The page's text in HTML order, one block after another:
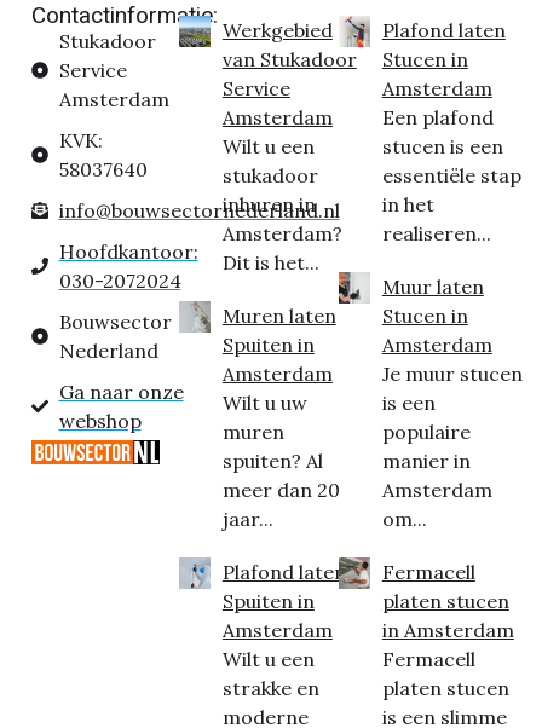
Contactinformatie:
Stukadoor
Service
Amsterdam
KVK:
58037640
info@bouwsectornederland.nl
Hoofdkantoor:
030-2072024
Bouwsector
Nederland
Ga naar onze
webshop
Werkgebied
van Stukadoor
Service
Amsterdam
Wilt u een
stukadoor
inhuren in
Amsterdam?
Dit is het...
Muren laten
Spuiten in
Amsterdam
Wilt u uw
muren
spuiten? Al
meer dan 20
jaar...
Plafond laten
Spuiten in
Amsterdam
Wilt u een
strakke en
moderne
Plafond laten
Stucen in
Amsterdam
Een plafond
stucen is een
essentiële stap
in het
realiseren...
Muur laten
Stucen in
Amsterdam
Je muur stucen
is een
populaire
manier in
Amsterdam
om...
Fermacell
platen stucen
in Amsterdam
Fermacell
platen stucen
is een slimme